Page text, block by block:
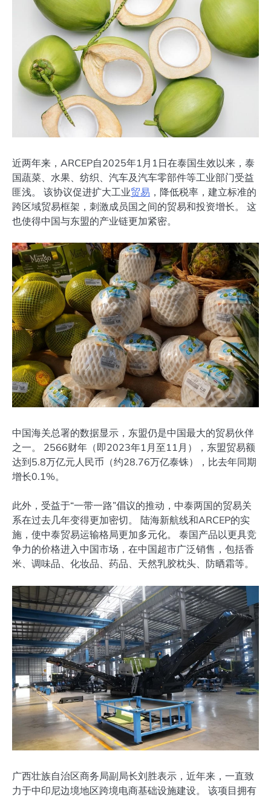
近两年来，ARCEP自2025年1月1日在泰国生效以来，泰
国蔬菜、水果、纺织、汽车及汽车零部件等工业部门受益
匪浅。 该协议促进扩大工业贸易 ，降低税率，建立标准的
跨区域贸易框架，刺激成员国之间的贸易和投资增长。 这
也使得中国与东盟的产业链更加紧密。
中国海关总署的数据显示，东盟仍是中国最大的贸易伙伴
之一。 2566财年（即2023年1月至11月），东盟贸易额
达到5.8万亿元人民币（约28.76万亿泰铢），比去年同期
增长0.1%。
此外，受益于“一带一路”倡议的推动，中泰两国的贸易关
系在过去几年变得更加密切。 陆海新航线和ARCEP的实
施，使中泰贸易运输格局更加多元化。 泰国产品以更具竞
争力的价格进入中国市场，在中国超市广泛销售，包括香
米、调味品、化妆品、药品、天然乳胶枕头、防晒霜等。
广西壮族自治区商务局副局长刘胜表示，近年来，一直致
力于中印尼边境地区跨境电商基础设施建设。 该项目拥有